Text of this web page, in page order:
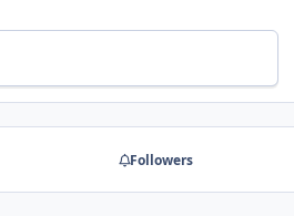
Followers